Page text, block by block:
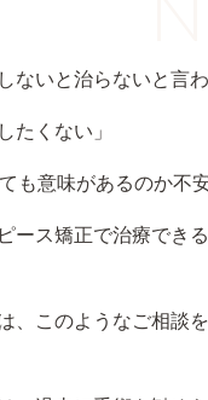
ないと治らないと言わ
たくない」
も意味があるのか不安
ース矯正で治療でき
、このようなご相談